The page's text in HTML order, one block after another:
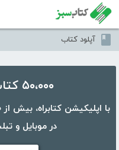
آپلود کتاب
۵۰،۰۰۰ کتاب در موبایل شما
در موبایل و